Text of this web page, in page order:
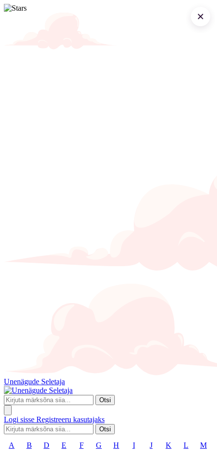
Unenägude Seletaja
Otsi
Logi sisse Registreeru kasutajaks
Otsi
A B D E F G H I J K L M